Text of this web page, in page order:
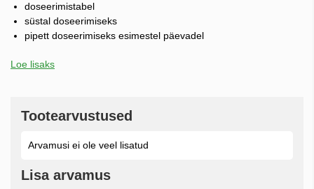
doseerimistabel
süstal doseerimiseks
pipett doseerimiseks esimestel päevadel
Loe lisaks
Tootearvustused
Arvamusi ei ole veel lisatud
Lisa arvamus